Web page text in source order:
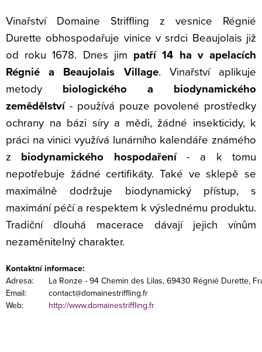
Vinařství Domaine Striffling z vesnice Régnié
Durette obhospodařuje vinice v srdci Beaujolais již
od roku 1678. Dnes jim patří 14 ha v apelacích
Régnié a Beaujolais Village. Vinařství aplikuje
metody biologického a biodynamického
zemědělství- používá pouze povolené prostředky
ochrany na bázi síry a mědi, žádné insekticidy, k
práci na vinici využívá lunárního kalendáře známého
z biodynamického hospodaření- a k tomu
nepotřebuje žádné certifikáty. Také ve sklepě se
maximálně dodržuje biodynamický přístup, s
maximání péčí a respektem k výslednému produktu.
Tradiční dlouhá macerace dávají jejich vínům
nezaměnitelný charakter.
Kontaktní informace:
Adresa:
La Ronze - 94 Chemin des Lilas, 69430 Régnié Durette,
Email:
contact@domainestriffling.fr
Web:
http://www.domainestriffling.fr